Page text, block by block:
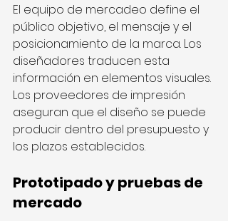
El equipo de mercadeo define el
público objetivo, el mensaje y el
posicionamiento de la marca. Los
diseñadores traducen esta
información en elementos visuales.
Los proveedores de impresión
aseguran que el diseño se puede
producir dentro del presupuesto y
los plazos establecidos.
Prototipado y pruebas de
mercado